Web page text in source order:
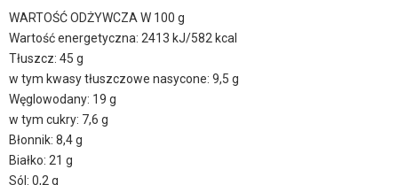
WARTOŚĆ ODŻYWCZA W 100 g
Wartość energetyczna: 2413 kJ/582 kcal
Tłuszcz: 45 g
w tym kwasy tłuszczowe nasycone: 9,5 g
Węglowodany: 19 g
w tym cukry: 7,6 g
Błonnik: 8,4 g
Białko: 21 g
Sól: 0,2 g